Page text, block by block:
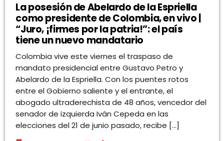
La posesión de Abelardo de la Espriella
como presidente de Colombia, en vivo |
“Juro, ¡firmes por la patria!”: el país
tiene un nuevo mandatario
Colombia vive este viernes el traspaso de
mandato presidencial entre Gustavo Petro y
Abelardo de la Espriella. Con los puentes rotos
entre el Gobierno saliente y el entrante, el
abogado ultraderechista de 48 años, vencedor del
senador de izquierda Iván Cepeda en las
elecciones del 21 de junio pasado, recibe […]